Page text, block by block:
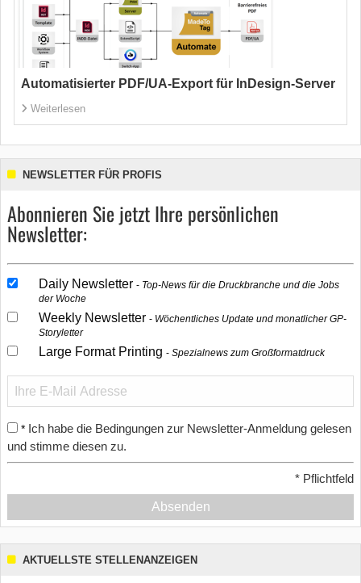
Automatisierter PDF/UA-Export für InDesign-Server
Weiterlesen
NEWSLETTER FÜR PROFIS
Abonnieren Sie jetzt Ihre persönlichen
Newsletter:
Daily Newsletter
Top-News für die Druckbranche und die Jobs
der Woche
Weekly Newsletter
Wöchentliches Update und monatlicher GP-
Storyletter
Large Format Printing Spezialnews zum Großformatdruck
* Ich habe die Bedingungen zur Newsletter-Anmeldung gelesen
und stimme diesen zu.
* Pflichtfeld
Absenden
AKTUELLSTE STELLENANZEIGEN